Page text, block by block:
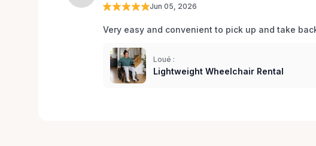
Jun 05, 2026
Very easy and convenient to pick up and take
Loué :
Lightweight Wheelchair Rental